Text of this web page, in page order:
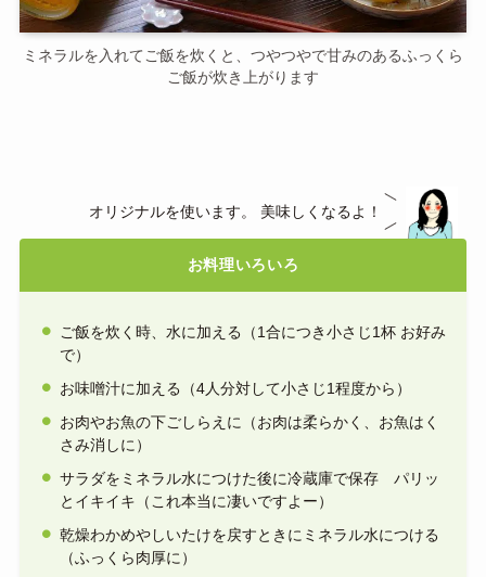
ミネラルを入れてご飯を炊くと、つやつやで甘みのあるふっくら
ご飯が炊き上がります
オリジナルを使います。 美味しくなるよ！
お料理いろいろ
ご飯を炊く時、水に加える（1合につき小さじ1杯 お好み
で）
お味噌汁に加える（4人分対して小さじ1程度から）
お肉やお魚の下ごしらえに（お肉は柔らかく、お魚はく
さみ消しに）
サラダをミネラル水につけた後に冷蔵庫で保存 パリッ
とイキイキ（これ本当に凄いですよー）
乾燥わかめやしいたけを戻すときにミネラル水につける
（ふっくら肉厚に）